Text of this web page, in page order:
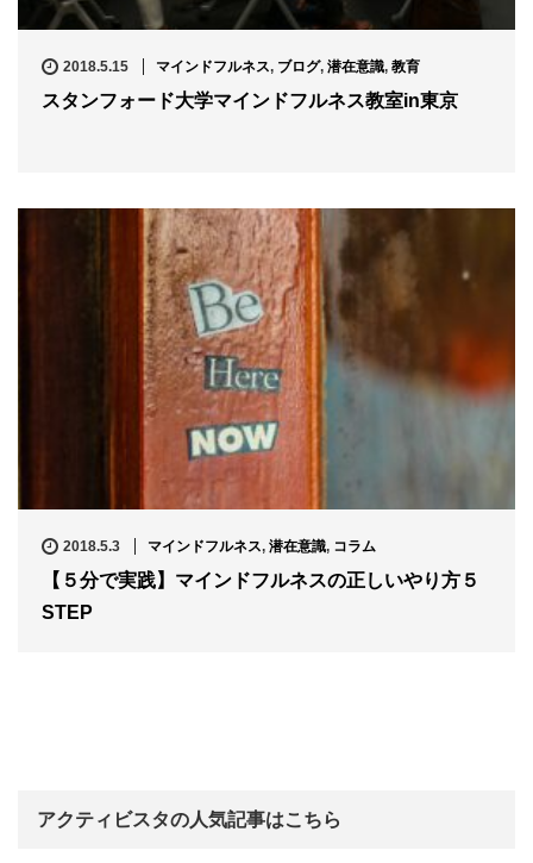
2018.5.15 マインドフルネス, ブログ, 潜在意識, 教育
スタンフォード大学マインドフルネス教室in東京
2018.5.3 マインドフルネス, 潜在意識, コラム
【５分で実践】マインドフルネスの正しいやり方５
STEP
アクティビスタの人気記事はこちら